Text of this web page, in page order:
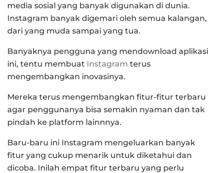
media sosial yang banyak digunakan di dunia.
Instagram banyak digemari oleh semua kalangan,
dari yang muda sampai yang tua.
Banyaknya pengguna yang mendownload aplikasi
ini, tentu membuat Instagram terus
mengembangkan inovasinya.
Mereka terus mengembangkan fitur-fitur terbaru
agar penggunanya bisa semakin nyaman dan tak
pindah ke platform lainnnya.
Baru-baru ini Instagram mengeluarkan banyak
fitur yang cukup menarik untuk diketahui dan
dicoba. Inilah empat fitur terbaru yang perlu